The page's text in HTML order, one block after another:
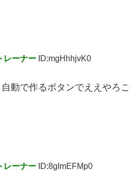
レーナー ID:mgHhhjvK0
動で作るボタンでええやろこ
レーナー ID:8gImEFMp0